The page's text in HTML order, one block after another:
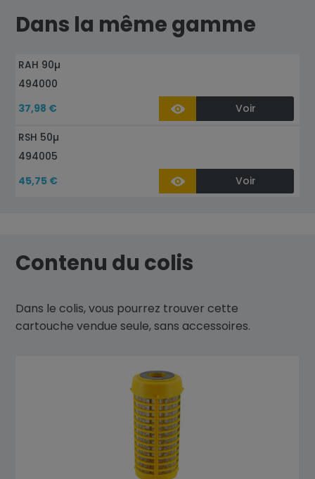
Dans la même gamme
RAH 90µ
494000
37,98 €
Voir
RSH 50µ
494005
45,75 €
Voir
Contenu du colis
Dans le colis, vous pourrez trouver cette
cartouche vendue seule, sans accessoires.